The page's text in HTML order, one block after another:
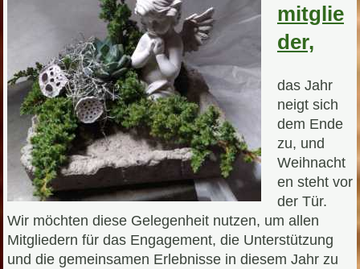
mitglie
der,
das Jahr
neigt sich
dem Ende
zu, und
Weihnacht
en steht vor
der Tür.
Wir möchten diese Gelegenheit nutzen, um allen
Mitgliedern für das Engagement, die Unterstützung
und die gemeinsamen Erlebnisse in diesem Jahr zu